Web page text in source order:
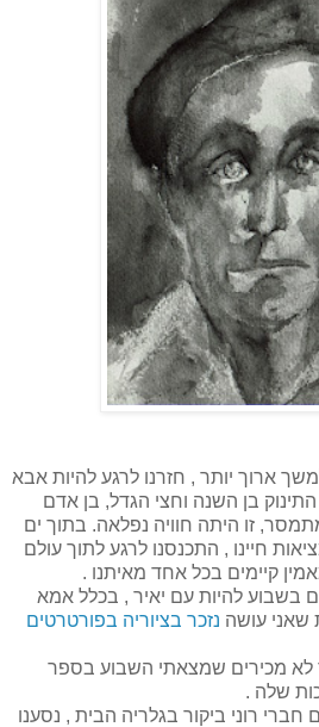
ארוך יותר , חזרנו לרגע להיות אבא
בן השנה וחצי הגדל, בן אדם
זו היתה חוויה נפלאה. בתוך ים
חיינו , התכנסנו לרגע לתוך עולם
קיימים בכל אחד מאיתנו .
בשבוע להיות עם יאיר , בכלל אמא
שאני עושה נזכר בציוריה בפורטרטים
לא מכירים שמצאתי השבוע בספר
שלה .
רוני ביקור בגלריה הבית , נסענו